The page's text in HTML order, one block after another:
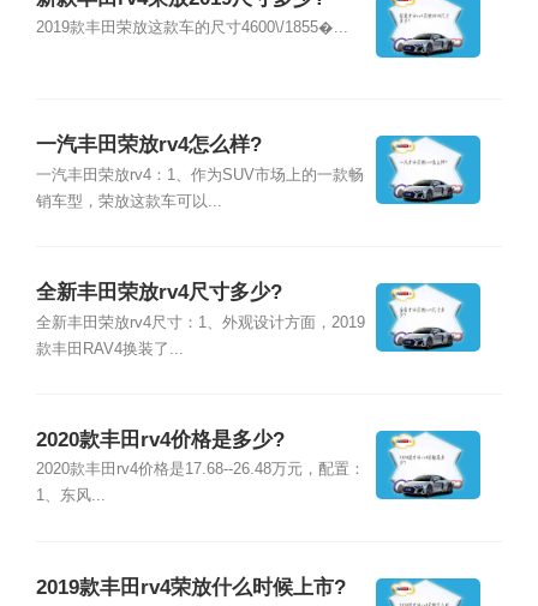
2019款丰田荣放这款车的尺寸4600\/1855�...
一汽丰田荣放rv4怎么样?
一汽丰田荣放rv4：1、作为SUV市场上的一款畅
销车型，荣放这款车可以...
全新丰田荣放rv4尺寸多少?
全新丰田荣放rv4尺寸：1、外观设计方面，2019
款丰田RAV4换装了...
2020款丰田rv4价格是多少?
2020款丰田rv4价格是17.68--26.48万元，配置：
1、东风...
2019款丰田rv4荣放什么时候上市?